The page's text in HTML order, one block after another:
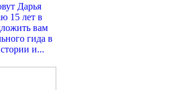
Дарья
15 лет в
вам
гида в
и...